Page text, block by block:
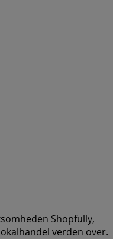
Shopfully,
verden over.